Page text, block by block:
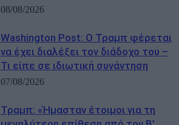
08/08/2026
Washington Post: Ο Τραμπ φέρεται
να έχει διαλέξει τον διάδοχο του –
Τι είπε σε ιδιωτική συνάντηση
07/08/2026
Τραμπ: «Ήμασταν έτοιμοι για τη